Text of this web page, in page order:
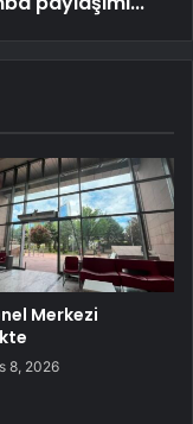
Merkezi
8, 2026